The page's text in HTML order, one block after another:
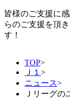
皆様のご支援に
らのご支援を頂
す！
TOP>
Ｊ１ >
ニュース>
Ｊリーグ